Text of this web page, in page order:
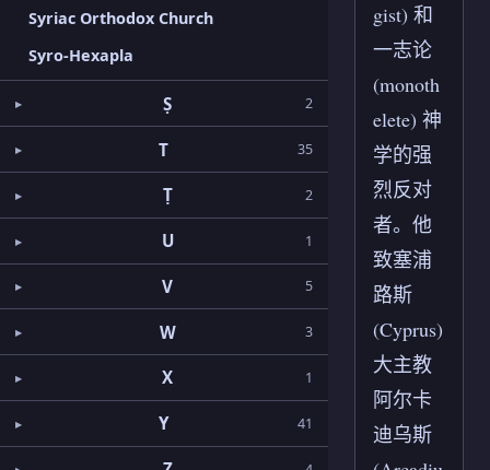
Syriac Orthodox Church
Syro-Hexapla
Ṣ 2
T 35
Ṭ 2
U 1
V 5
W 3
X 1
Y 41
gist) 和
一志论
(monoth
elete) 神
学的强
烈反对
者。他
致塞浦
路斯
(Cyprus)
大主教
阿尔卡
迪乌斯